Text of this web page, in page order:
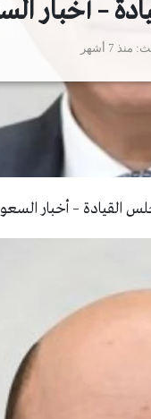
– أخبار
منذ 7 أشهر
القيادة – أخبار